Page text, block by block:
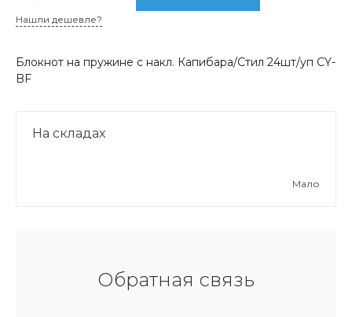
Нашли дешевле?
Блокнот на пружине с накл. Капибара/Стил 24шт/уп CY-
BF
На складах
Мало
Обратная связь